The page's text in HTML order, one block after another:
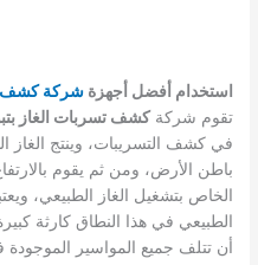
استخدام أفضل أجهزةشركة كشف
تقوم شركةكشف تسربات الغاز
في كشف التسريبات، وينتج الغاز
باطن الأرض، ومن ثم يقوم
الخاص بتشغيل الغاز الطبيعي،
الطبيعي في هذا النطاق كارثة
أن تتلف جميع المواسير